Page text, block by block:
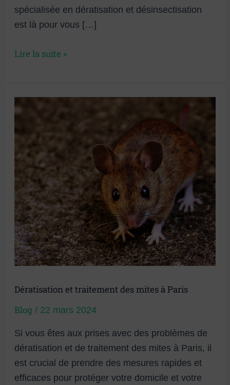
spécialisée en dératisation et désinsectisation
est là pour vous […]
Lire la suite »
Dératisation et traitement des mites à Paris
Blog/ 22 mars 2024
Si vous êtes aux prises avec des problèmes de
dératisation et de traitement des mites à Paris, il
est crucial de prendre des mesures rapides et
efficaces pour protéger votre domicile et votre
Dératisation
traitement
des
mites
à
Paris